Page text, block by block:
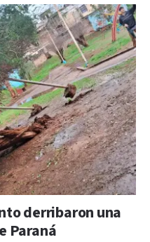
derribaron una
Paraná